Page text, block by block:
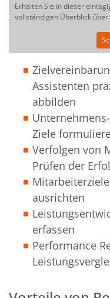
Erhalten Sie in dieser
vollständigen Überblick über
Assistenten
abbilden
Ziele
Verfolgen von
Prüfen der
ausrichten
erfassen
Performance